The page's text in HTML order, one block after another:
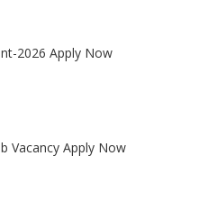
2026 Apply Now
Vacancy Apply Now